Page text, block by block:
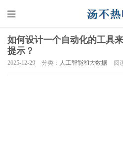
如何设计一个自动化的工具
提示？
2025-12-29 分类： 人工智能和大数据 阅